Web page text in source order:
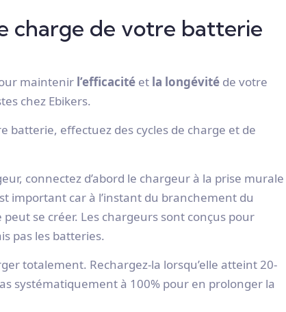
charge de votre batterie
maintenir l’efficacité et la longévité de votre
chez Ebikers.
batterie, effectuez des cycles de charge et de
connectez d’abord le chargeur à la prise murale
important car à l’instant du branchement du
se créer. Les chargeurs sont conçus pour
pas les batteries.
totalement. Rechargez-la lorsqu’elle atteint 20-
systématiquement à 100% pour en prolonger la